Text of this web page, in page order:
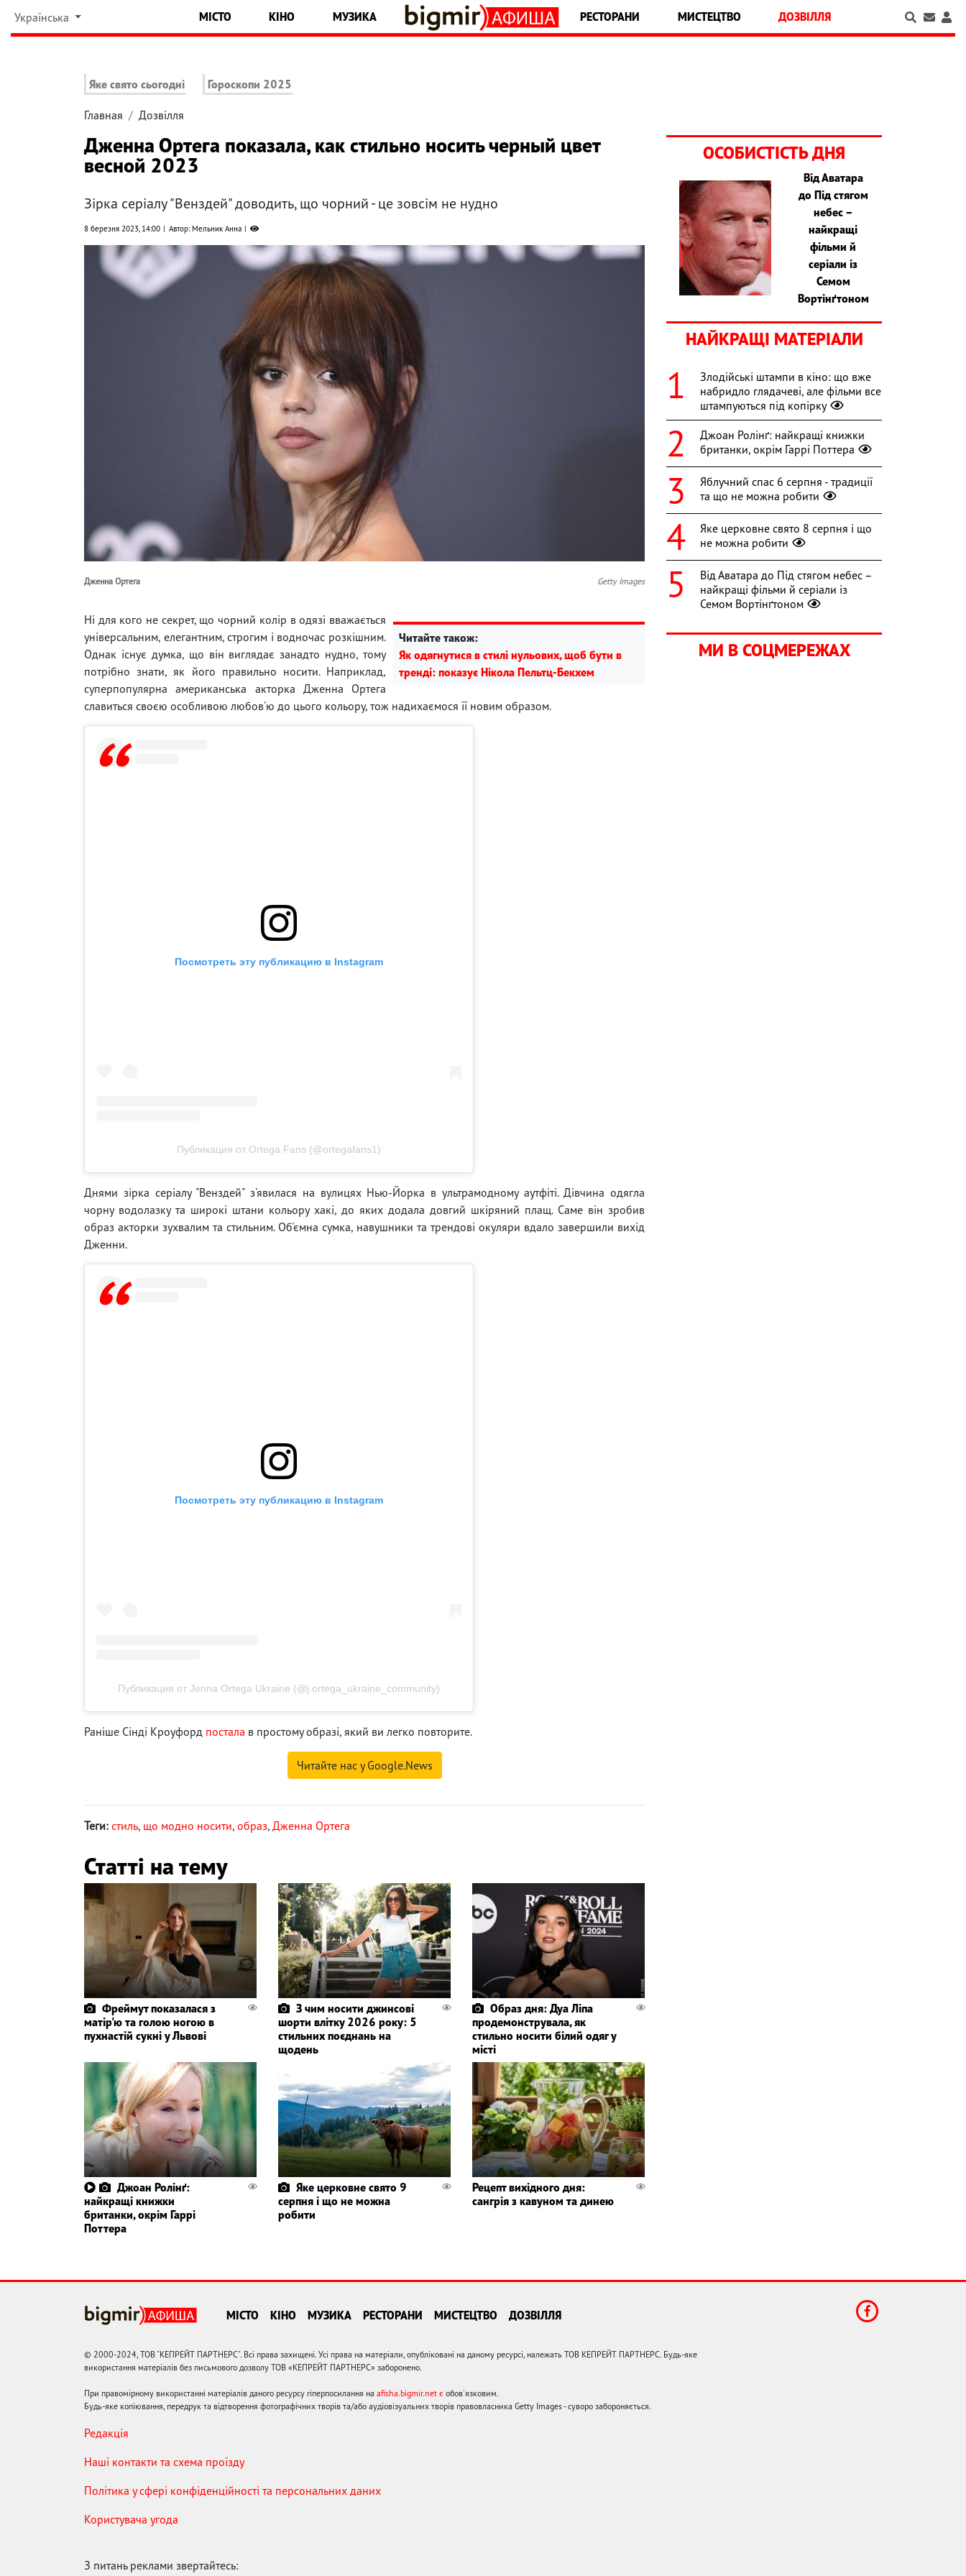
Українська МІСТО КІНО МУЗИКА РЕСТОРАНИ МИСТЕЦТВО ДОЗВІЛЛЯ
Яке свято сьогодні Гороскопи 2025
Главная Дозвілля
Дженна Ортега показала, как стильно носить черный цвет
весной 2023
Зірка серіалу "Венздей" доводить, що чорний - це зовсім не нудно
8 березня 2023, 14:00 Автор: Мельник Анна
Дженна Ортега Getty Images
Читайте також:
Як одягнутися в стилі нульових, щоб бути в
тренді: показує Нікола Пельтц-Бекхем
Ні для кого не секрет, що чорний колір в одязі вважається
універсальним, елегантним, строгим і водночас розкішним.
Однак існує думка, що він виглядає занадто нудно, тому
потрібно знати, як його правильно носити. Наприклад,
суперпопулярна американська акторка Дженна Ортега
славиться своєю особливою любов'ю до цього кольору, тож надихаємося її новим образом.
Посмотреть эту публикацию в Instagram
Публикация от Ortega Fans (@ortegafans1)
Днями зірка серіалу "Венздей" з'явилася на вулицях Нью-Йорка в ультрамодному аутфіті. Дівчина одягла
чорну водолазку та широкі штани кольору хакі, до яких додала довгий шкіряний плащ. Саме він зробив
образ акторки зухвалим та стильним. Об'ємна сумка, навушники та трендові окуляри вдало завершили вихід
Дженни.
Посмотреть эту публикацию в Instagram
Публикация от Jenna Ortega Ukraine (@j.ortega_ukraine_community)
Раніше Сінді Кроуфорд постала в простому образі, який ви легко повторите.
Читайте нас у Google.News
Теги: стиль, що модно носити, образ, Дженна Ортега
Статті на тему
Фреймут показалася з
матір'ю та голою ногою в
пухнастій сукні у Львові
З чим носити джинсові
шорти влітку 2026 року: 5
стильних поєднань на
щодень
Образ дня: Дуа Ліпа
продемонструвала, як
стильно носити білий одяг у
місті
Джоан Ролінґ:
найкращі книжки
британки, окрім Гаррі
Поттера
Яке церковне свято 9
серпня і що не можна
робити
Рецепт вихідного дня:
сангрія з кавуном та динею
ОСОБИСТІСТЬ ДНЯ
Від Аватара
до Під стягом
небес –
найкращі
фільми й
серіали із
Семом
Вортінґтоном
НАЙКРАЩІ МАТЕРІАЛИ
Злодійські штампи в кіно: що вже
набридло глядачеві, але фільми все
штампуються під копірку
Джоан Ролінґ: найкращі книжки
британки, окрім Гаррі Поттера
Яблучний спас 6 серпня - традиції
та що не можна робити
Яке церковне свято 8 серпня і що
не можна робити
Від Аватара до Під стягом небес –
найкращі фільми й серіали із
Семом Вортінґтоном
МИ В СОЦМЕРЕЖАХ
МІСТО КІНО МУЗИКА РЕСТОРАНИ МИСТЕЦТВО ДОЗВІЛЛЯ
© 2000-2024, ТОВ "КЕПРЕЙТ ПАРТНЕРС". Всі права захищені. Усі права на матеріали, опубліковані на даному ресурсі, належать ТОВ КЕПРЕЙТ ПАРТНЕРС. Будь-яке
використання матеріалів без письмового дозволу ТОВ «КЕПРЕЙТ ПАРТНЕРС» заборонено.
При правомірному використанні матеріалів даного ресурсу гіперпосилання на afisha.bigmir.net є обов'язковим.
Будь-яке копіювання, передрук та відтворення фотографічних творів та/або аудіовізуальних творів правовласника Getty Images - суворо забороняється.
Редакція
Наші контакти та схема проїзду
Політика у сфері конфіденційності та персональних даних
Користувача угода
З питань реклами звертайтесь: